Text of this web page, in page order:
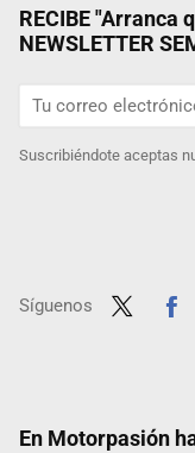
RECIBE "Arranca
NEWSLETTER
Suscribiéndote aceptas
Síguenos
En Motorpasión